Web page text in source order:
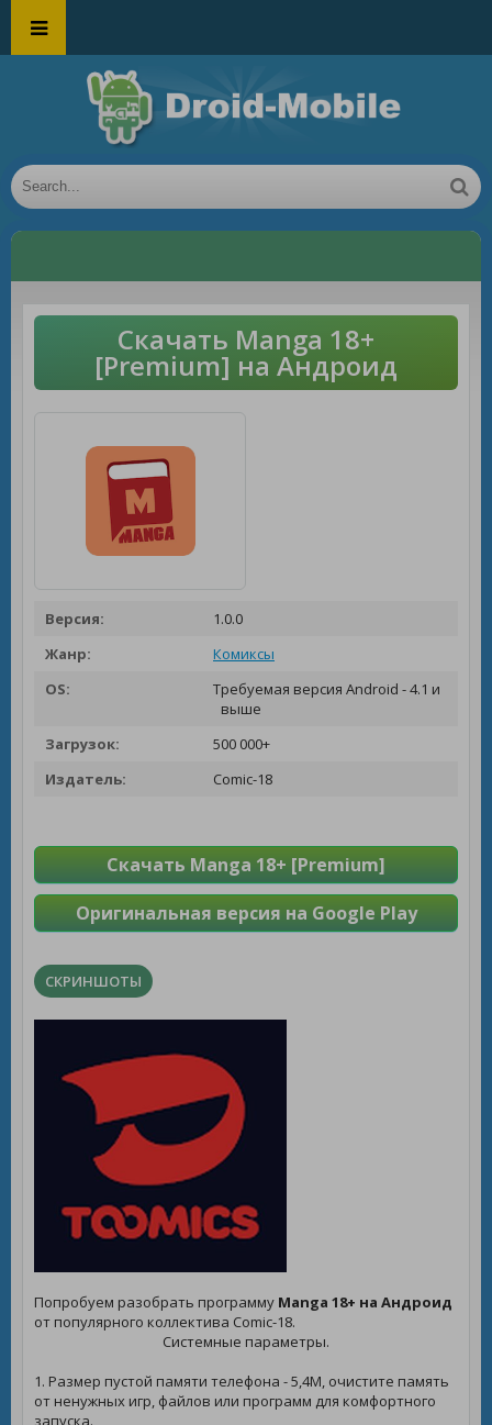
Скачать Manga 18+
[Premium] на Андроид
Версия:
1.0.0
Жанр:
Комиксы
OS:
Требуемая версия Android - 4.1 и
выше
Загрузок:
500 000+
Издатель:
Comic-18
Скачать Manga 18+ [Premium]
Оригинальная версия на Google Play
СКРИНШОТЫ
Попробуем разобрать программу Manga 18+ на Андроид
от популярного коллектива Comic-18.
Системные параметры.
1. Размер пустой памяти телефона - 5,4M, очистите память
от ненужных игр, файлов или программ для комфортного
запуска.